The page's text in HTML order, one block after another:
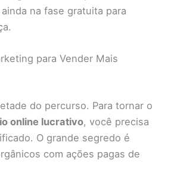
na fase gratuita para
para Vender Mais
do percurso. Para tornar o
online lucrativo, você precisa
O grande segredo é
com ações pagas de